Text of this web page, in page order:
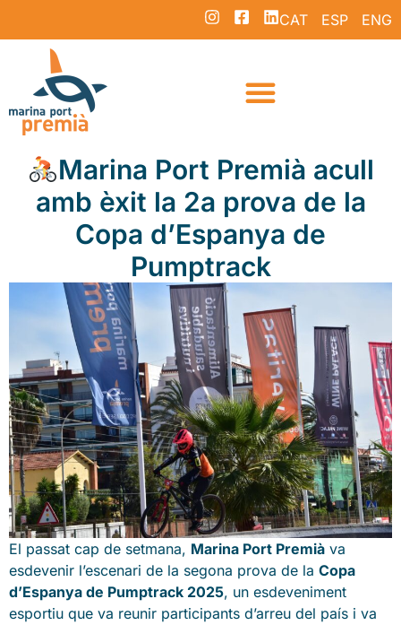
CAT ESP ENG
Marina Port Premià acull
amb èxit la 2a prova de la
Copa d’Espanya de
Pumptrack
El passat cap de setmana, Marina Port Premià va
esdevenir l’escenari de la segona prova de la Copa
d’Espanya de Pumptrack 2025, un esdeveniment
esportiu que va reunir participants d’arreu del país i va